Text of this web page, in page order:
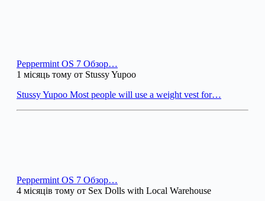
Peppermint OS 7 Обзор…
1 місяць тому от Stussy Yupoo
Stussy Yupoo Most people will use a weight vest for…
Peppermint OS 7 Обзор…
4 місяців тому от Sex Dolls with Local Warehouse